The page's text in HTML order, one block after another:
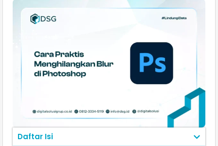
Daftar Isi